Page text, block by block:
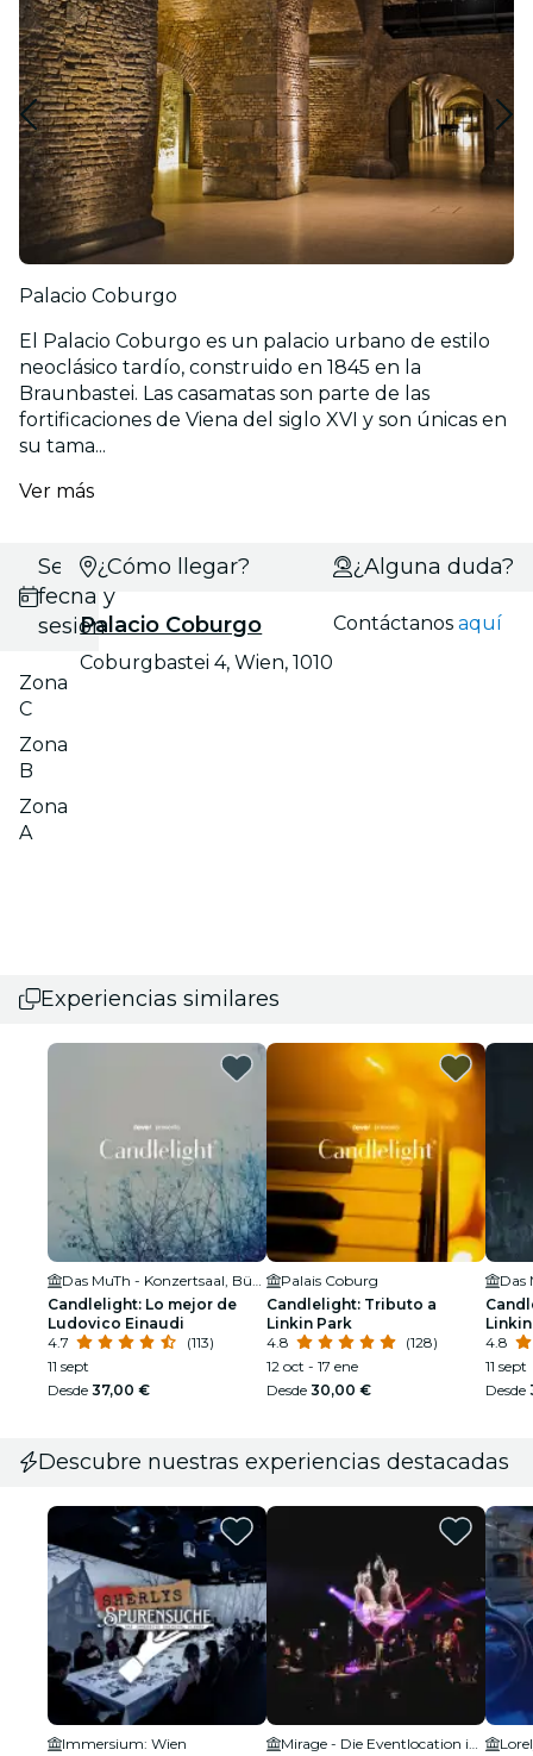
Palacio Coburgo
El Palacio Coburgo es un palacio urbano de estilo
neoclásico tardío, construido en 1845 en la
Braunbastei. Las casamatas son parte de las
fortificaciones de Viena del siglo XVI y son únicas en
su tama...
Ver más
Selecciona
fecha y
sesión
Zona
C
Zona
B
Zona
A
¿Cómo llegar?
Palacio Coburgo
Coburgbastei 4, Wien, 1010
¿Alguna duda?
Contáctanosaquí
Experiencias similares
Candlelight: Lo mejor de
Ludovico Einaudi
4.7
(113)
11 sept
Desde 37,00 €
Palais Coburg
Candlelight: Tributo a
Linkin Park
4.8
(128)
12 oct - 17 ene
Desde 30,00 €
4.8
11 sept
Desde
Descubre nuestras experiencias destacadas
Immersium: Wien